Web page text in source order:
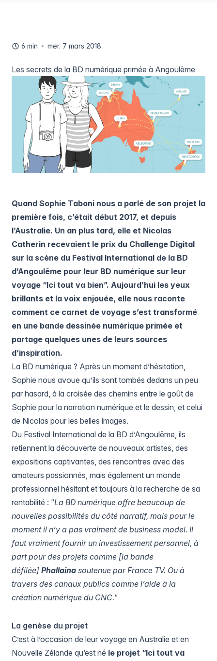
6 min mer. 7 mars 2018
Les secrets de la BD numérique primée à Angoulême
Quand Sophie Taboni nous a parlé de son projet la
première fois, c’était début 2017, et depuis
l’Australie. Un an plus tard, elle et Nicolas
Catherin recevaient le prix du Challenge Digital
sur la scène du Festival International de la BD
d’Angoulême pour leur BD numérique sur leur
voyage “Ici tout va bien”. Aujourd’hui les yeux
brillants et la voix enjouée, elle nous raconte
comment ce carnet de voyage s’est transformé
en une bande dessinée numérique primée et
partage quelques unes de leurs sources
d’inspiration.
La BD numérique ? Après un moment d’hésitation,
Sophie nous avoue qu’ils sont tombés dedans un peu
par hasard, à la croisée des chemins entre le goût de
Sophie pour la narration numérique et le dessin, et celui
de Nicolas pour les belles images.
Du Festival International de la BD d’Angoulême, ils
retiennent la découverte de nouveaux artistes, des
expositions captivantes, des rencontres avec des
amateurs passionnés, mais également un monde
professionnel hésitant et toujours à la recherche de sa
rentabilité : “La BD numérique offre beaucoup de
nouvelles possibilités du côté narratif, mais pour le
moment il n’y a pas vraiment de business model. Il
faut vraiment fournir un investissement personnel, à
part pour des projets comme [la bande
défilée] Phallaina soutenue par France TV. Ou à
travers des canaux publics comme l’aide à la
création numérique du CNC.“
La genèse du projet
C’est à l’occasion de leur voyage en Australie et en
Nouvelle Zélande qu’est né le projet “Ici tout va